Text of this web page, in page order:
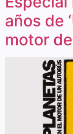
años de
motor